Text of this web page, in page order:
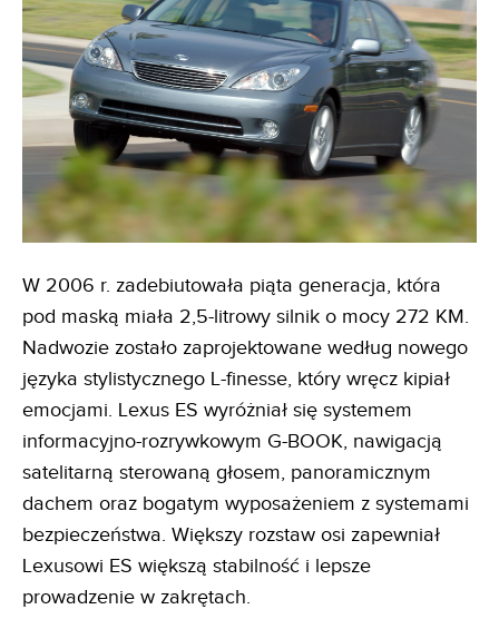
W 2006 r. zadebiutowała piąta generacja, która
pod maską miała 2,5-litrowy silnik o mocy 272 KM.
Nadwozie zostało zaprojektowane według nowego
języka stylistycznego L-finesse, który wręcz kipiał
emocjami. Lexus ES wyróżniał się systemem
informacyjno-rozrywkowym G-BOOK, nawigacją
satelitarną sterowaną głosem, panoramicznym
dachem oraz bogatym wyposażeniem z systemami
bezpieczeństwa. Większy rozstaw osi zapewniał
Lexusowi ES większą stabilność i lepsze
prowadzenie w zakrętach.